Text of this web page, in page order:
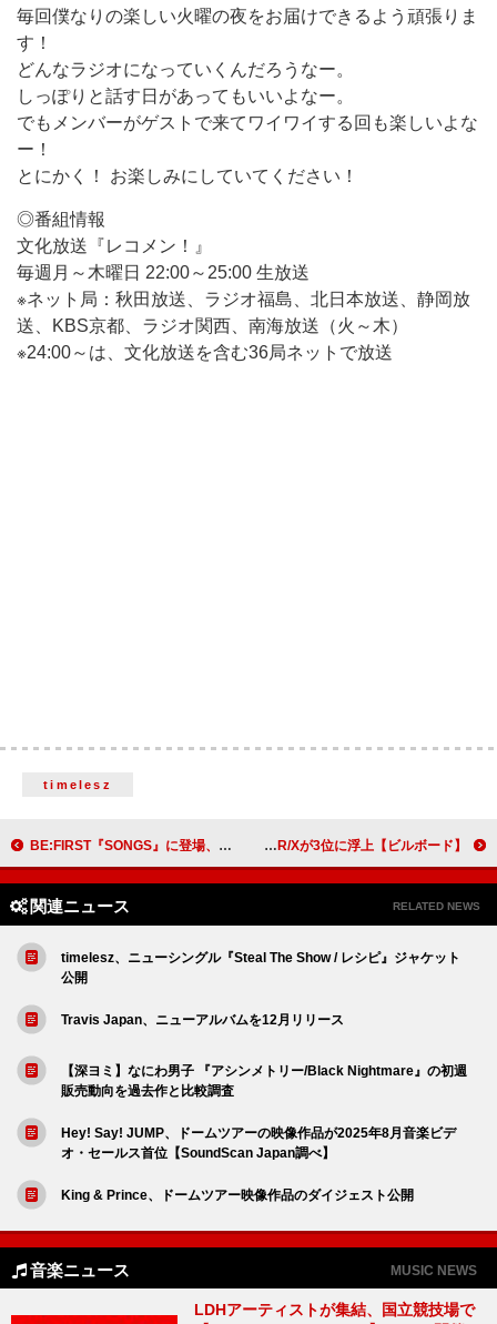
毎回僕なりの楽しい火曜の夜をお届けできるよう頑張りま
す！
どんなラジオになっていくんだろうなー。
しっぽりと話す日があってもいいよなー。
でもメンバーがゲストで来てワイワイする回も楽しいよな
ー！
とにかく！ お楽しみにしていてください！
◎番組情報
文化放送『レコメン！』
毎週月～木曜日 22:00～25:00 生放送
※ネット局：秋田放送、ラジオ福島、北日本放送、静岡放
送、KBS京都、ラジオ関西、南海放送（火～木）
※24:00～は、文化放送を含む36局ネットで放送
timelesz
BE:FIRST『SONGS』に登場、合唱部サプライズ訪問＆黒沢薫（ゴスペラーズ）含むコーラス隊と「空」披露 【ビルボード】アイナ・ジ・エンド「革命道中」アニメ5連覇 HUNTR/Xが3位に浮上
関連ニュース RELATED NEWS
timelesz、ニューシングル『Steal The Show / レシピ』ジャケット
公開
Travis Japan、ニューアルバムを12月リリース
【深ヨミ】なにわ男子 『アシンメトリー/Black Nightmare』の初週
販売動向を過去作と比較調査
Hey! Say! JUMP、ドームツアーの映像作品が2025年8月音楽ビデ
オ・セールス首位【SoundScan Japan調べ】
King & Prince、ドームツアー映像作品のダイジェスト公開
音楽ニュース MUSIC NEWS
LDHアーティストが集結、国立競技場で